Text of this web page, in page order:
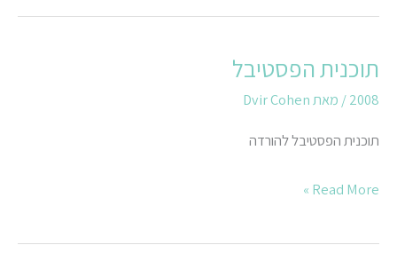
תוכנית הפסטיבל
2008/ מאתDvir Cohen
תוכנית הפסטיבל להורדה
תוכנית
הפסטיבל
Read More »